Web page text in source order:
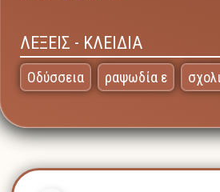
ΛΕΞΕΙΣ - ΚΛΕΙΔΙΑ
Οδύσσεια ραψωδία ε